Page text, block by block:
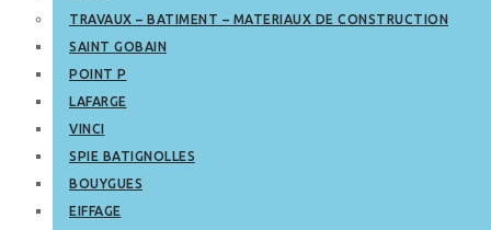
TRAVAUX – BATIMENT – MATERIAUX DE CONSTRUCTION
SAINT GOBAIN
POINT P
LAFARGE
VINCI
SPIE BATIGNOLLES
BOUYGUES
EIFFAGE